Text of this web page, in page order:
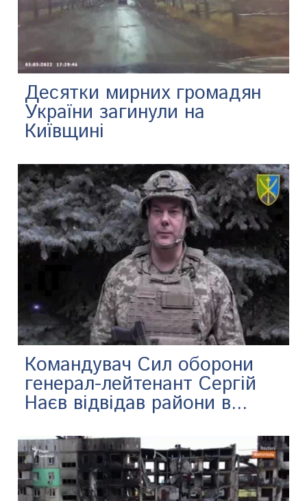
Десятки мирних громадян
України загинули на
Київщині
Командувач Сил оборони
генерал-лейтенант Сергій
Наєв відвідав райони в...